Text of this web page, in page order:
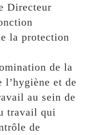
Directeur
la protection
de la
et de
au sein de
travail qui
de